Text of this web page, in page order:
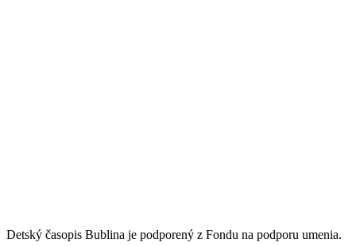
Detský časopis Bublina je podporený z Fondu na podporu umenia.